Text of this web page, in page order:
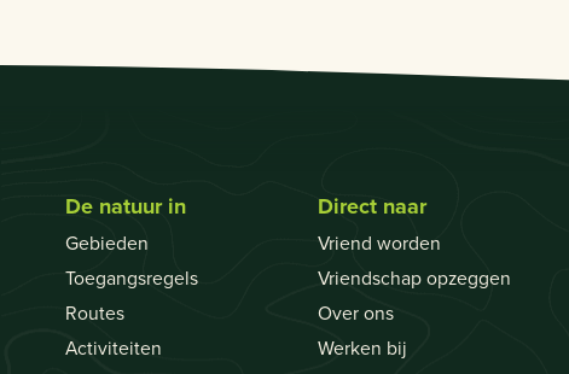
De natuur in
Gebieden
Toegangsregels
Routes
Activiteiten
Direct naar
Vriend worden
Vriendschap opzeggen
Over ons
Werken bij